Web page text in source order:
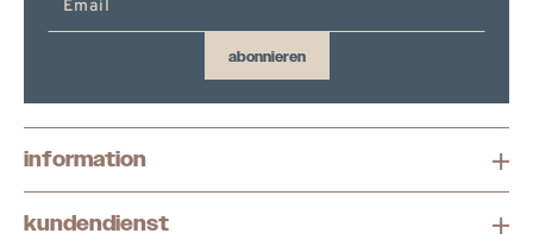
abonnieren
information
kundendienst